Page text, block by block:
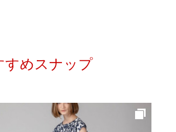
すめスナップ